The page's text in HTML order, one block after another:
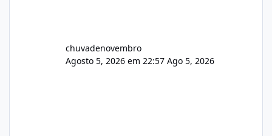
chuvadenovembro
Agosto 5, 2026 em 22:57 Ago 5, 2026